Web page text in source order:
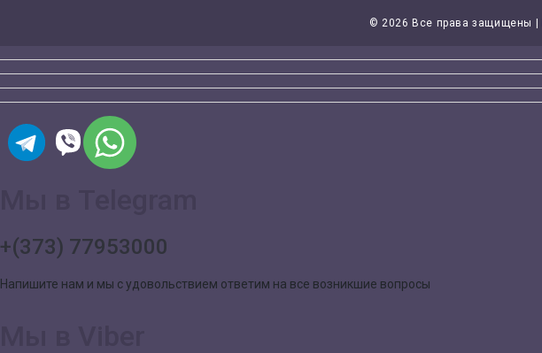
© 2026 Все права защищены |
+(373) 77953000
Напишите нам и мы с удовольствием ответим на все возникшие вопросы